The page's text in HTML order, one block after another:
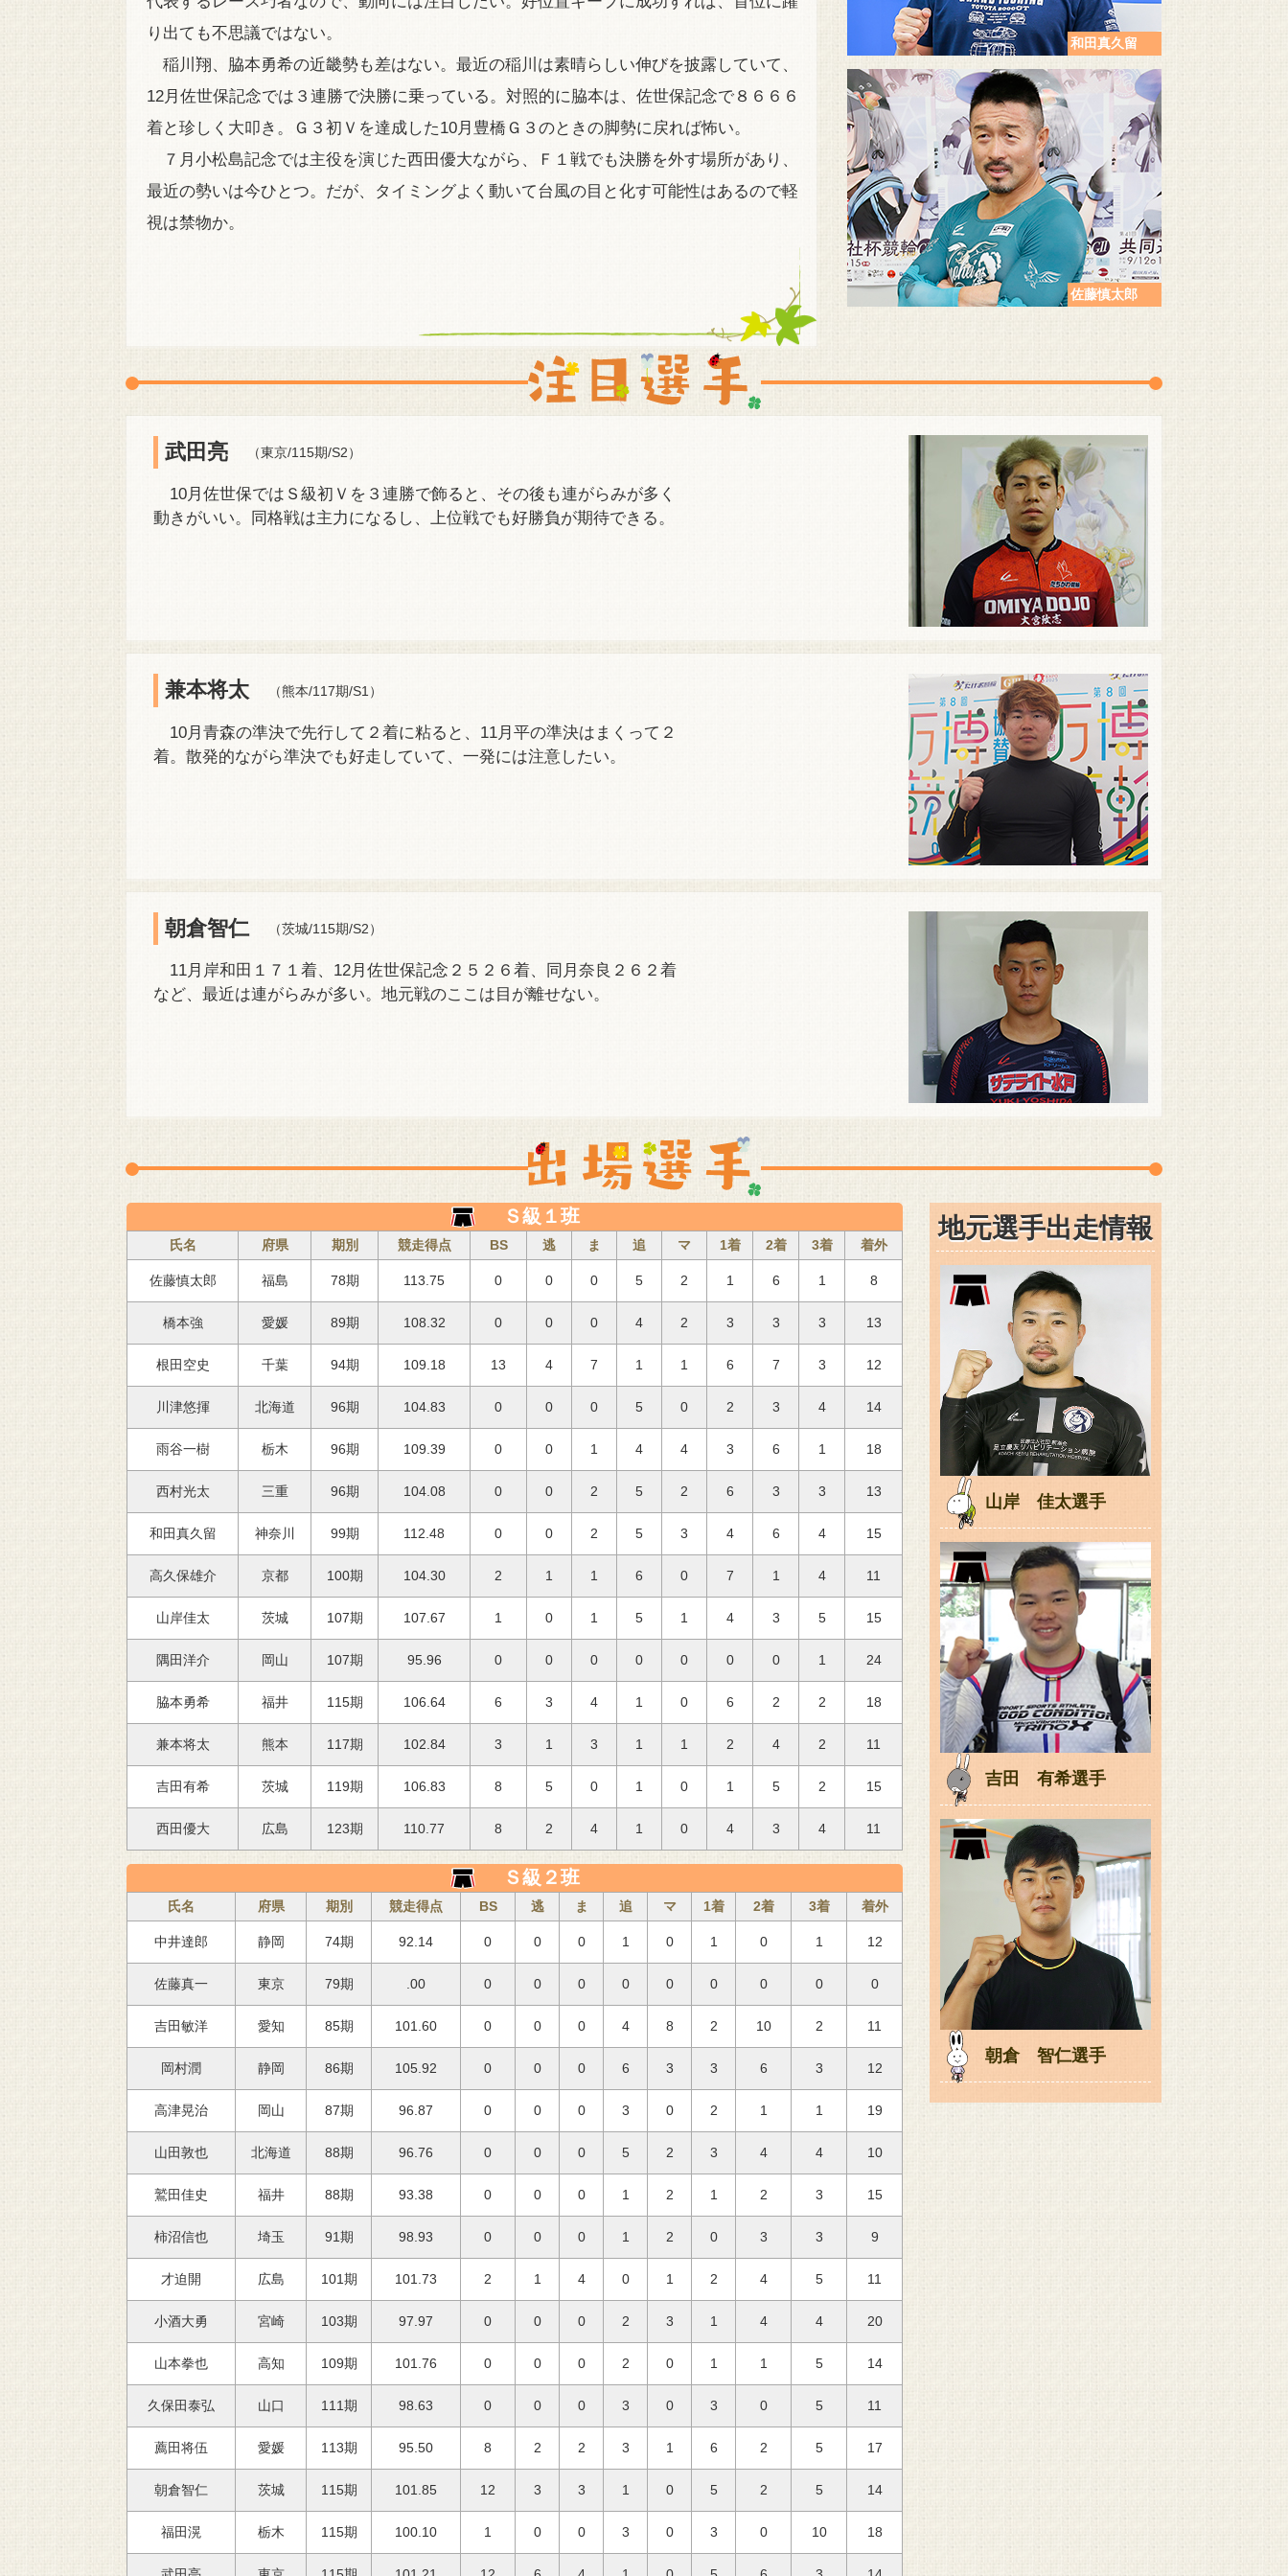
り出ても不思議ではない。
稲川翔、脇本勇希の近畿勢も差はない。最近の稲川は素晴らしい伸びを披露していて、
12月佐世保記念では３連勝で決勝に乗っている。対照的に脇本は、佐世保記念で８６６６
着と珍しく大叩き。Ｇ３初Ｖを達成した10月豊橋Ｇ３のときの脚勢に戻れば怖い。
７月小松島記念では主役を演じた西田優大ながら、Ｆ１戦でも決勝を外す場所があり、
最近の勢いは今ひとつ。だが、タイミングよく動いて台風の目と化す可能性はあるので軽
視は禁物か。
和田真久留
佐藤慎太郎
武田亮 （東京/115期/S2）
10月佐世保ではＳ級初Ｖを３連勝で飾ると、その後も連がらみが多く
動きがいい。同格戦は主力になるし、上位戦でも好勝負が期待できる。
兼本将太 （熊本/117期/S1）
10月青森の準決で先行して２着に粘ると、11月平の準決はまくって２
着。散発的ながら準決でも好走していて、一発には注意したい。
朝倉智仁 （茨城/115期/S2）
11月岸和田１７１着、12月佐世保記念２５２６着、同月奈良２６２着
など、最近は連がらみが多い。地元戦のここは目が離せない。
Ｓ級１班
氏名 府県 期別 競走得点 BS 逃 ま 追 マ 1着 2着 3着 着外
佐藤慎太郎 福島 78期 113.75 0 0 0 5 2 1 6 1 8
橋本強 愛媛 89期 108.32 0 0 0 4 2 3 3 3 13
根田空史 千葉 94期 109.18 13 4 7 1 1 6 7 3 12
川津悠揮 北海道 96期 104.83 0 0 0 5 0 2 3 4 14
雨谷一樹 栃木 96期 109.39 0 0 1 4 4 3 6 1 18
西村光太 三重 96期 104.08 0 0 2 5 2 6 3 3 13
和田真久留 神奈川 99期 112.48 0 0 2 5 3 4 6 4 15
高久保雄介 京都 100期 104.30 2 1 1 6 0 7 1 4 11
山岸佳太 茨城 107期 107.67 1 0 1 5 1 4 3 5 15
隅田洋介 岡山 107期 95.96 0 0 0 0 0 0 0 1 24
脇本勇希 福井 115期 106.64 6 3 4 1 0 6 2 2 18
兼本将太 熊本 117期 102.84 3 1 3 1 1 2 4 2 11
吉田有希 茨城 119期 106.83 8 5 0 1 0 1 5 2 15
西田優大 広島 123期 110.77 8 2 4 1 0 4 3 4 11
Ｓ級２班
氏名 府県 期別 競走得点 BS 逃 ま 追 マ 1着 2着 3着 着外
中井達郎 静岡 74期 92.14 0 0 0 1 0 1 0 1 12
佐藤真一 東京 79期 .00 0 0 0 0 0 0 0 0 0
吉田敏洋 愛知 85期 101.60 0 0 0 4 8 2 10 2 11
岡村潤 静岡 86期 105.92 0 0 0 6 3 3 6 3 12
高津晃治 岡山 87期 96.87 0 0 0 3 0 2 1 1 19
山田敦也 北海道 88期 96.76 0 0 0 5 2 3 4 4 10
鷲田佳史 福井 88期 93.38 0 0 0 1 2 1 2 3 15
柿沼信也 埼玉 91期 98.93 0 0 0 1 2 0 3 3 9
才迫開 広島 101期 101.73 2 1 4 0 1 2 4 5 11
小酒大勇 宮崎 103期 97.97 0 0 0 2 3 1 4 4 20
山本拳也 高知 109期 101.76 0 0 0 2 0 1 1 5 14
久保田泰弘 山口 111期 98.63 0 0 0 3 0 3 0 5 11
薦田将伍 愛媛 113期 95.50 8 2 2 3 1 6 2 5 17
朝倉智仁 茨城 115期 101.85 12 3 3 1 0 5 2 5 14
福田滉 栃木 115期 100.10 1 0 0 3 0 3 0 10 18
地元選手出走情報
山岸 佳太選手
吉田 有希選手
朝倉 智仁選手